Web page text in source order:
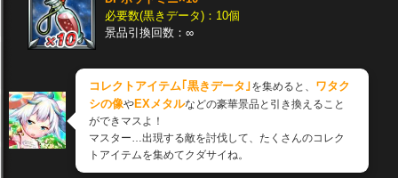
必要数(黒きデータ)：10個
景品引換回数：∞
コレクトアイテム｢黒きデータ｣ を集めると、 ワタク
シの像やEXメタルなどの豪華景品と引き換えること
ができマスよ！
マスター…出現する敵を討伐して、たくさんのコレク
トアイテムを集めてクダサイね。